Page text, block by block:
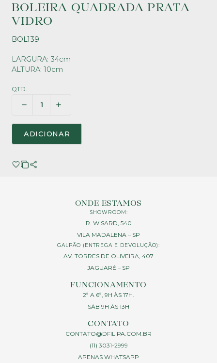
BOLEIRA QUADRADA PRATA
VIDRO
BOL139
LARGURA: 34cm
ALTURA: 10cm
QTD.
ADICIONAR
ONDE ESTAMOS
SHOWROOM:
R. WISARD, 540
VILA MADALENA – SP
GALPÃO (ENTREGA E DEVOLUÇÃO):
AV. TORRES DE OLIVEIRA, 407
JAGUARÉ – SP
FUNCIONAMENTO
2ª A 6ª, 9H ÀS 17H.
SÁB 9H ÀS 13H
CONTATO
CONTATO@DFILIPA.COM.BR
(11) 3031-2999
APENAS WHATSAPP